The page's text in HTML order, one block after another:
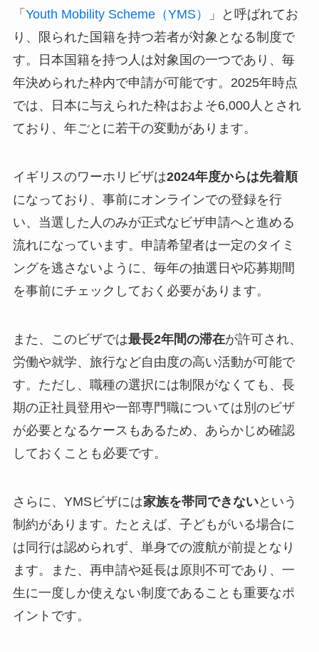
「 Youth Mobility Scheme（YMS）
」と呼ばれてお
り、限られた国籍を持つ若者が対象となる制度で
す。日本国籍を持つ人は対象国の一つであり、毎
年決められた枠内で申請が可能です。2025年時点
では、日本に与えられた枠はおよそ6,000人とされ
ており、年ごとに若干の変動があります。
イギリスのワーホリビザは2024年度からは先着順
になっており、事前にオンラインでの登録を行
い、当選した人のみが正式なビザ申請へと進める
流れになっています。申請希望者は一定のタイミ
ングを逃さないように、毎年の抽選日や応募期間
を事前にチェックしておく必要があります。
また、このビザでは最長2年間の滞在が許可され、
労働や就学、旅行など自由度の高い活動が可能で
す。ただし、職種の選択には制限がなくても、長
期の正社員登用や一部専門職については別のビザ
が必要となるケースもあるため、あらかじめ確認
しておくことも必要です。
さらに、YMSビザには家族を帯同できないという
制約があります。たとえば、子どもがいる場合に
は同行は認められず、単身での渡航が前提となり
ます。また、再申請や延長は原則不可であり、一
生に一度しか使えない制度であることも重要なポ
イントです。